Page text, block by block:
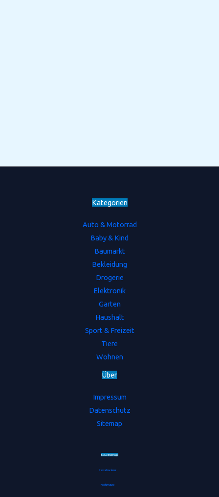
Kategorien
Auto & Motorrad
Baby & Kind
Baumarkt
Bekleidung
Drogerie
Elektronik
Garten
Haushalt
Sport & Freizeit
Tiere
Wohnen
Über
Impressum
Datenschutz
Sitemap
Neue Beiträge
Pastatrockner
Kochmütze